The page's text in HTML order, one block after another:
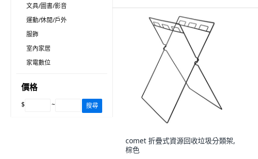
文具/圖書/影音
運動/休閒/戶外
服飾
室內家居
家電數位
價格
$ ~ 搜尋
comet 折疊式資源回收垃圾分類架,
棕色